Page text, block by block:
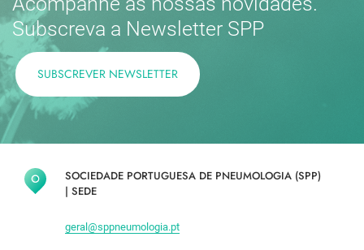
Subscreva a Newsletter SPP
SUBSCREVER NEWSLETTER
SOCIEDADE PORTUGUESA DE PNEUMOLOGIA (SPP)
| SEDE
geral@sppneumologia.pt